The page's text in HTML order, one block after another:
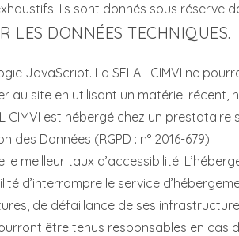
Ils sont donnés sous
LES DONNÉES TECHNIQUES.
JavaScript. La SELAL CIMVI ne
au site en utilisant un matériel
CIMVI est hébergé chez un
Données (RGPD : n° 2016-679).
meilleur taux d’accessibilité.
d’interrompre le service
de défaillance de ses
être tenus responsables en